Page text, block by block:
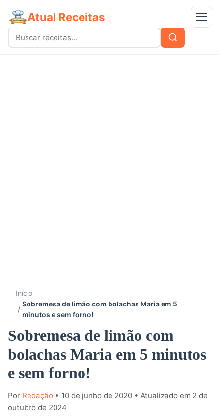
Atual Receitas Menu
Buscar
por:
Buscar
Início
Sobremesa de limão com bolachas Maria em 5
minutos e sem forno!
Sobremesa de limão com
bolachas Maria em 5 minutos
e sem forno!
Por Redação • 10 de junho de 2020 • Atualizado em 2 de
outubro de 2024